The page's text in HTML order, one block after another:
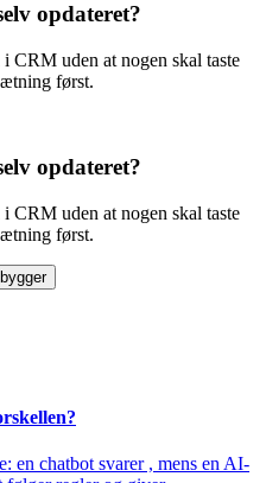
opdateret?
CRM uden at nogen skal taste
først.
opdateret?
CRM uden at nogen skal taste
først.
en chatbot svarer , mens en AI-